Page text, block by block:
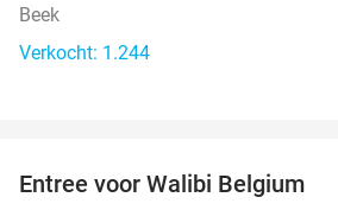
Beek
Verkocht: 1.244
Entree voor Walibi Belgium